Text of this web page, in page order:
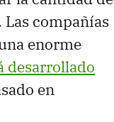
compañías
enorme
desarrollado
en